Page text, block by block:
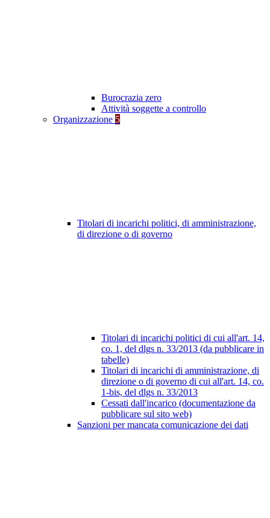
Burocrazia zero
Attività soggette a controllo
Organizzazione 5
Titolari di incarichi politici, di amministrazione,
di direzione o di governo
Titolari di incarichi politici di cui all'art. 14,
co. 1, del dlgs n. 33/2013 (da pubblicare in
tabelle)
Titolari di incarichi di amministrazione, di
direzione o di governo di cui all'art. 14, co.
1-bis, del dlgs n. 33/2013
Cessati dall'incarico (documentazione da
pubblicare sul sito web)
Sanzioni per mancata comunicazione dei dati